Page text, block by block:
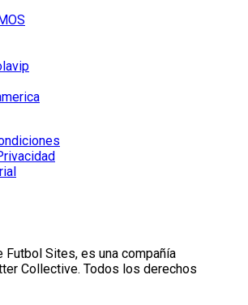
Futbol Sites, es una compañía
Collective. Todos los derechos